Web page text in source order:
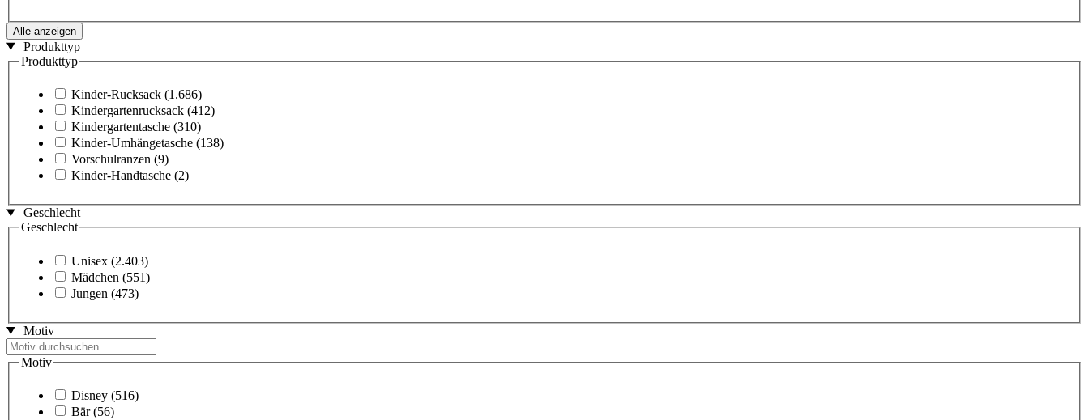
Alle anzeigen
Produkttyp
Produkttyp
Kinder-Rucksack (1.686)
Kindergartenrucksack (412)
Kindergartentasche (310)
Kinder-Umhängetasche (138)
Vorschulranzen (9)
Kinder-Handtasche (2)
Geschlecht
Geschlecht
Unisex (2.403)
Mädchen (551)
Jungen (473)
Motiv
Motiv
Disney (516)
Bär (56)